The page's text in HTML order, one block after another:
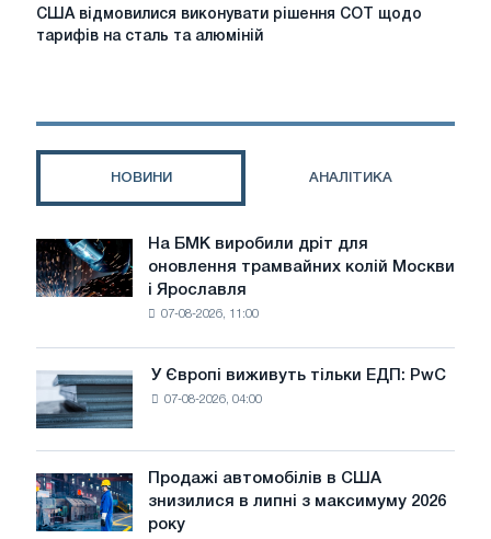
США
відмовилися
щодо
та
США відмовилися виконувати рішення СОТ щодо
тарифів на сталь та алюміній
НОВИНИ АНАЛІТИКА
На
БМК
виробили
трамвайних
колій
Москви
і
Ярославля
На БМК виробили дріт для
оновлення трамвайних колій Москви
і Ярославля
07-08-2026, 11:00
Європі
виживуть
тільки
ЕДП:
PwC
У Європі виживуть тільки ЕДП: PwC
07-08-2026, 04:00
Продажі
автомобілів
в
Продажі автомобілів в США
знизилися в липні з максимуму 2026
року